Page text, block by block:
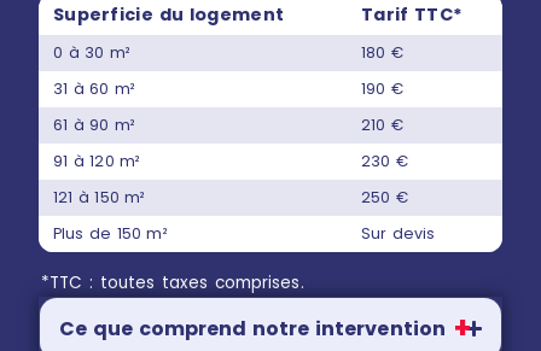
Superficie du logement Tarif TTC*
0 à 30 m²
180 €
31 à 60 m²
190 €
61 à 90 m²
210 €
91 à 120 m²
230 €
121 à 150 m²
250 €
Plus de 150 m²
Sur devis
*TTC : toutes taxes comprises.
Ce que comprend notre intervention